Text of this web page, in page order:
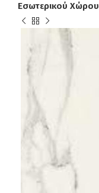
Εσωτερικού Χώρου